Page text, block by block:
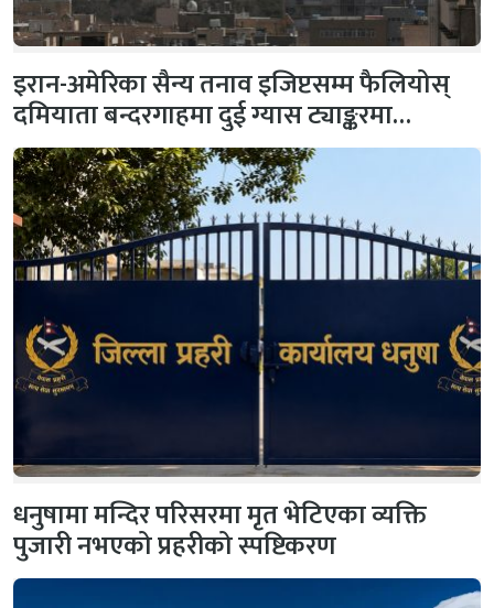
इरान-अमेरिका सैन्य तनाव इजिप्टसम्म फैलियोस्
दमियाता बन्दरगाहमा दुई ग्यास ट्याङ्करमा…
धनुषामा मन्दिर परिसरमा मृत भेटिएका व्यक्ति
पुजारी नभएको प्रहरीको स्पष्टिकरण